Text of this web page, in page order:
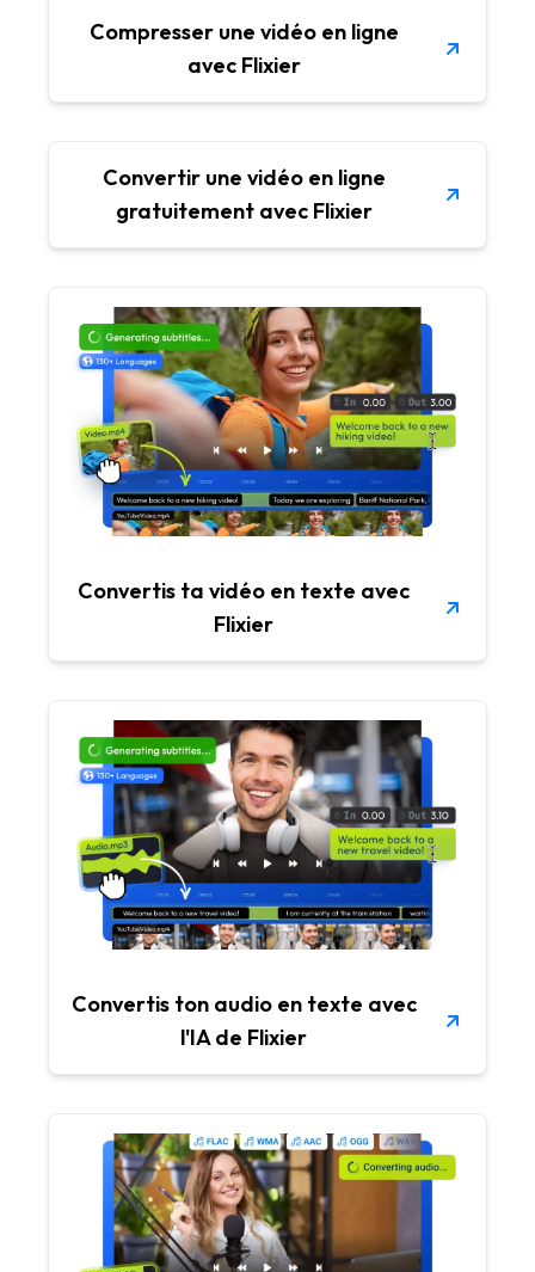
Compresser une vidéo en ligne
avec Flixier
Convertir une vidéo en ligne
gratuitement avec Flixier
Convertis ta vidéo en texte avec
Flixier
Convertis ton audio en texte avec
l'IA de Flixier